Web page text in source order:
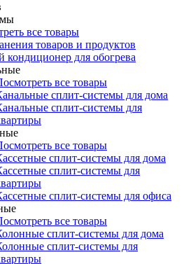
все товары
товаров и продуктов
кондиционер для обогрева
все товары
сплит-системы для дома
сплит-системы для
все товары
сплит-системы для дома
сплит-системы для
сплит-системы для офиса
все товары
сплит-системы для дома
сплит-системы для